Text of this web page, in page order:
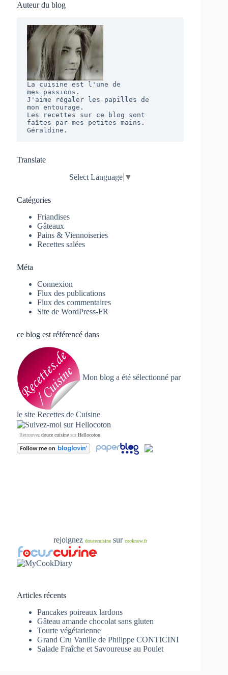
Auteur du blog
La cuisine est l'une de
mes passions.
J'aime régaler les papilles de
mon entourage.
Les recettes sur ce blog sont
faîtes par mes petites mains.
Géraldine.
Translate
Select Language ▼
Catégories
Friandises
Gâteaux
Pains & Viennoiseries
Recettes salées
Méta
Connexion
Flux des publications
Flux des commentaires
Site de WordPress-FR
ce blog est référencé dans
Mon blog a été sélectionné par
le site Recettes de Cuisine
Retrouvez douce cuisine surHellocoton
rejoignezdoucecuisine surcooknow.fr
Articles récents
Pancakes poireaux lardons
Gâteau amande chocolat sans gluten
Tourte végétarienne
Grand Cru Vanille de Philippe CONTICINI
Salade Fraîche et Savoureuse au Poulet